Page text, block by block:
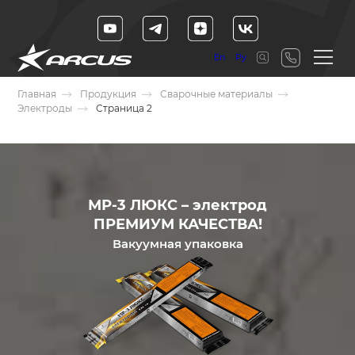
En Ру
Главная Продукция
Сварочные материалы
Электроды
Страница 2
МР-3 ЛЮКС – электрод
ПРЕМИУМ КАЧЕСТВА!
Вакуумная упаковка